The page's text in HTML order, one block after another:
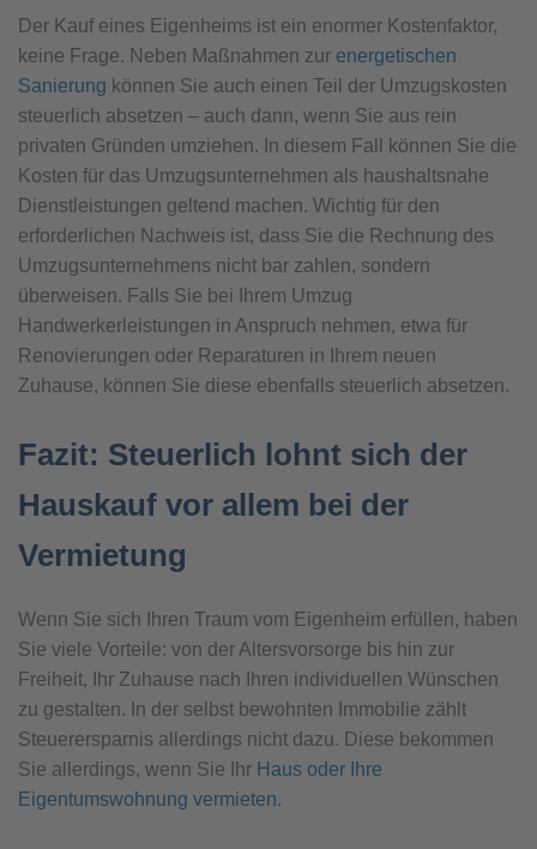
Der Kauf eines Eigenheims ist ein enormer Kostenfaktor,
keine Frage. Neben Maßnahmen zur energetischen
Sanierung können Sie auch einen Teil der Umzugskosten
steuerlich absetzen – auch dann, wenn Sie aus rein
privaten Gründen umziehen. In diesem Fall können Sie die
Kosten für das Umzugsunternehmen als haushaltsnahe
Dienstleistungen geltend machen. Wichtig für den
erforderlichen Nachweis ist, dass Sie die Rechnung des
Umzugsunternehmens nicht bar zahlen, sondern
überweisen. Falls Sie bei Ihrem Umzug
Handwerkerleistungen in Anspruch nehmen, etwa für
Renovierungen oder Reparaturen in Ihrem neuen
Zuhause, können Sie diese ebenfalls steuerlich absetzen.
Fazit: Steuerlich lohnt sich der
Hauskauf vor allem bei der
Vermietung
Wenn Sie sich Ihren Traum vom Eigenheim erfüllen, haben
Sie viele Vorteile: von der Altersvorsorge bis hin zur
Freiheit, Ihr Zuhause nach Ihren individuellen Wünschen
zu gestalten. In der selbst bewohnten Immobilie zählt
Steuerersparnis allerdings nicht dazu. Diese bekommen
Sie allerdings, wenn Sie Ihr Haus oder Ihre
Eigentumswohnung vermieten.